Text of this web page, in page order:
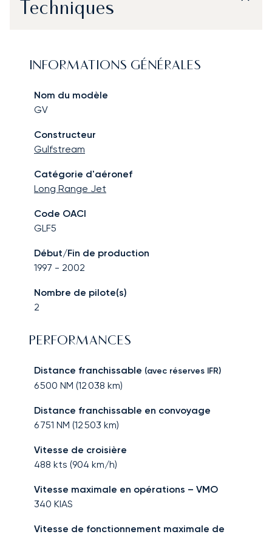
Techniques
INFORMATIONS GÉNÉRALES
Nom du modèle
GV
Constructeur
Gulfstream
Catégorie d'aéronef
Long Range Jet
Code OACI
GLF5
Début/Fin de production
1997 - 2002
Nombre de pilote(s)
2
PERFORMANCES
Distance franchissable (avec réserves IFR)
6 500 NM (12 038 km)
Distance franchissable en convoyage
6 751 NM (12 503 km)
Vitesse de croisière
488 kts (904 km/h)
Vitesse maximale en opérations – VMO
340 KIAS
Vitesse de fonctionnement maximale de